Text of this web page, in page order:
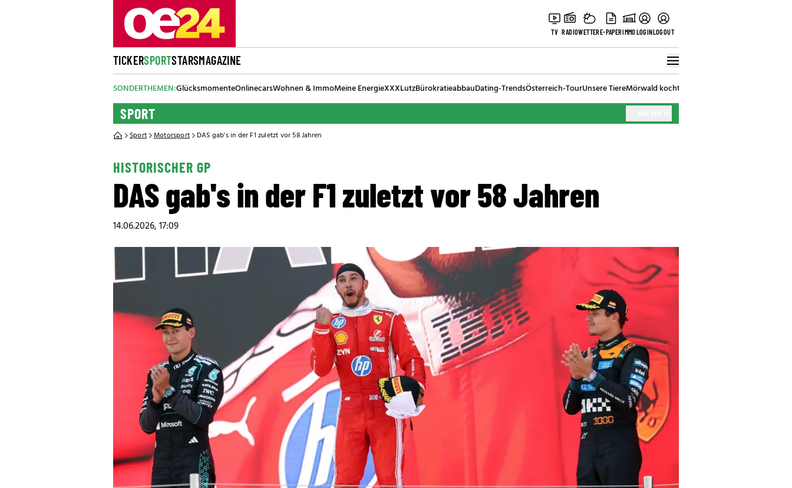
TV RADIOWETTERE-PAPERIMMOLOGINLOGOUT
TICKERSPORTSTARSMAGAZINE
SONDERTHEMEN:GlücksmomenteOnlinecarsWohnen & ImmoMeine EnergieXXXLutzBürokratieabbauDating-TrendsÖsterreich-TourUnsere TiereMörwald kocht
SPORT
Sport Motorsport DAS gab's in der F1 zuletzt vor 58 Jahren
HISTORISCHER GP
DAS gab's in der F1 zuletzt vor 58 Jahren
14.06.2026, 17:09